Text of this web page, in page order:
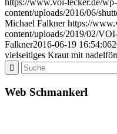
content/uploads/2016/06/
Michael Falkner https://
content/uploads/2019/02/
Falkner2016-06-19 16:54:06
vielseitiges Kraut mit
Web Schmankerl